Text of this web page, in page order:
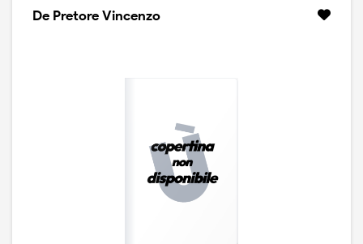
De Pretore Vincenzo